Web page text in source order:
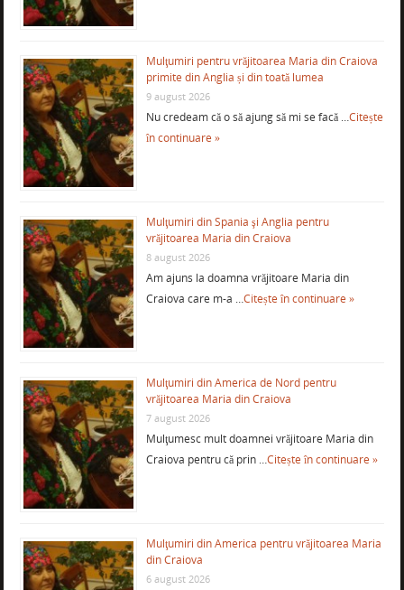
Mulţumiri pentru vrăjitoarea Maria din Craiova
primite din Anglia și din toată lumea
9 august 2026
Nu credeam că o să ajung să mi se facă …Citește
în continuare »
Mulţumiri din Spania şi Anglia pentru
vrăjitoarea Maria din Craiova
8 august 2026
Am ajuns la doamna vrăjitoare Maria din
Craiova care m-a …Citește în continuare »
Mulţumiri din America de Nord pentru
vrăjitoarea Maria din Craiova
7 august 2026
Mulţumesc mult doamnei vrăjitoare Maria din
Craiova pentru că prin …Citește în continuare »
Mulţumiri din America pentru vrăjitoarea Maria
din Craiova
6 august 2026